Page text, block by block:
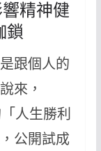
響精神健
鎖
跟個人的
來，
人生勝利
公開試成